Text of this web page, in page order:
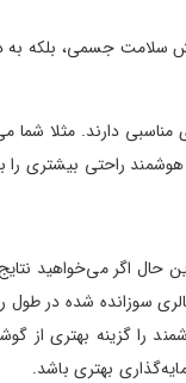
سلامت جسمی، بلکه
دارند. مثلا
راحتی بیشتری را
حال اگر می‌خواهید
سوزانده شده در
را گزینه بهتری از
بهتری باشد.